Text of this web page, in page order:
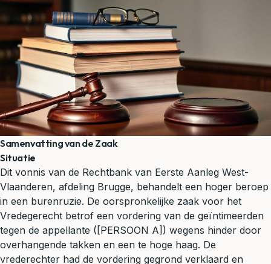
Samenvatting van de Zaak
Situatie
Dit vonnis van de Rechtbank van Eerste Aanleg West-
Vlaanderen, afdeling Brugge, behandelt een hoger beroep
in een burenruzie. De oorspronkelijke zaak voor het
Vredegerecht betrof een vordering van de geïntimeerden
tegen de appellante ([PERSOON A]) wegens hinder door
overhangende takken en een te hoge haag. De
vrederechter had de vordering gegrond verklaard en